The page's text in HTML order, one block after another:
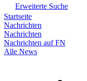
Erweiterte Suche
Startseite
Nachrichten
Nachrichten
Nachrichten auf FN
Alle News